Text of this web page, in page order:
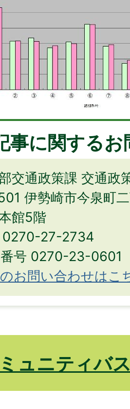
事に関する
交通政策課 交通政
伊勢崎市今泉町
館5階
0270-27-2734
号 0270-23-0601
お問い合わせはこ
ュニティバ